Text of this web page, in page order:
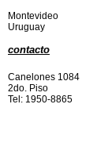
Montevideo
Uruguay
contacto
Canelones 1084
2do. Piso
Tel: 1950-8865